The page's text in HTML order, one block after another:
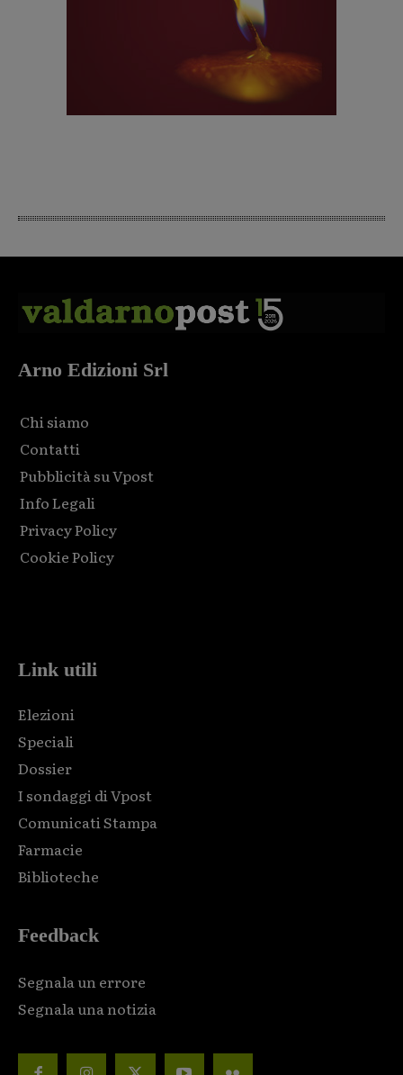
Arno Edizioni Srl
Chi siamo
Contatti
Pubblicità su Vpost
Info Legali
Privacy Policy
Cookie Policy
Link utili
Elezioni
Speciali
Dossier
I sondaggi di Vpost
Comunicati Stampa
Farmacie
Biblioteche
Feedback
Segnala un errore
Segnala una notizia